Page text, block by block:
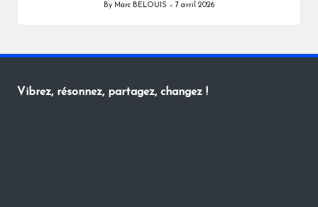
Posted
By Marc BELOUIS 7 avril 2026
Vibrez, résonnez, partagez, changez !